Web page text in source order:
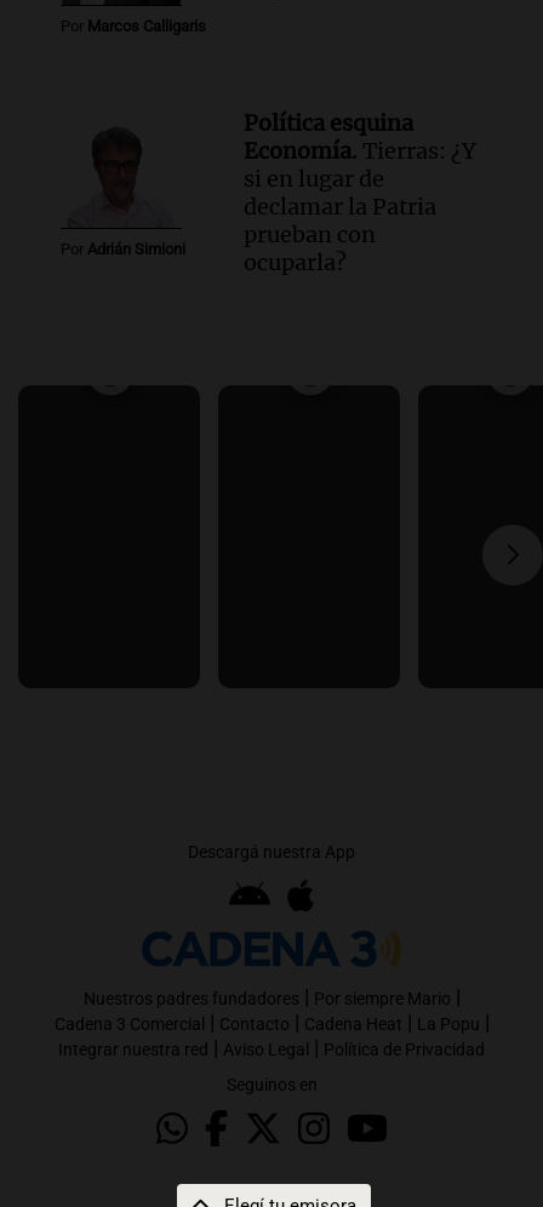
Por Marcos Calligaris
Por Adrián Simioni
Política esquina
Economía. Tierras: ¿Y
si en lugar de
declamar la Patria
prueban con
ocuparla?
Descargá nuestra App
Nuestros padres fundadores | Por siempre Mario |
Cadena 3 Comercial | Contacto | Cadena Heat | La Popu |
Integrar nuestra red | Aviso Legal | Política de Privacidad
Seguinos en